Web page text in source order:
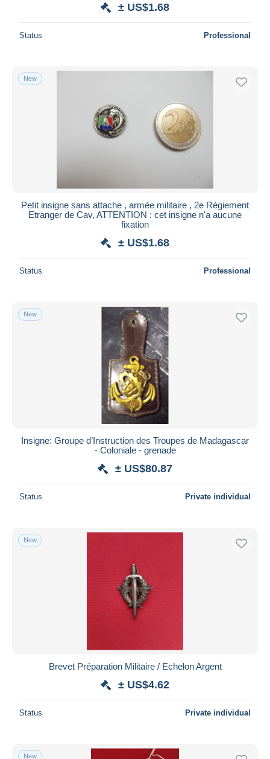
± US$1.68
Status Professional
New
Petit insigne sans attache , armée militaire , 2e Régiement
Etranger de Cav, ATTENTION : cet insigne n'a aucune
fixation
± US$1.68
Status Professional
New
Insigne: Groupe d’Instruction des Troupes de Madagascar
- Coloniale - grenade
± US$80.87
Status Private individual
New
Brevet Préparation Militaire / Echelon Argent
± US$4.62
Status Private individual
New